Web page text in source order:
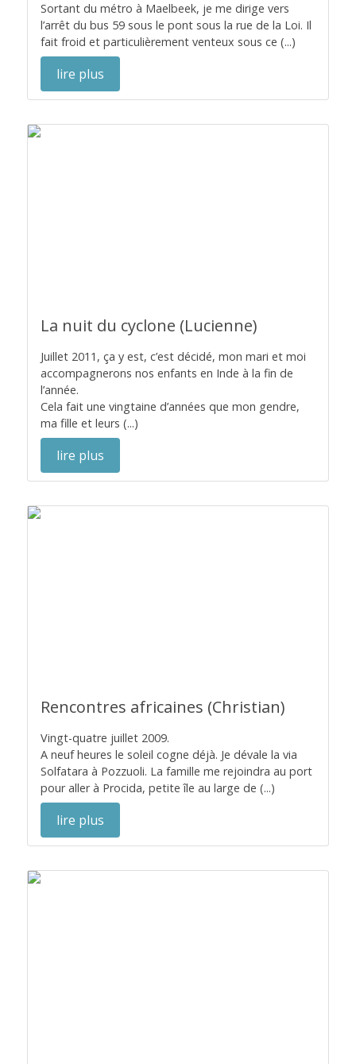
Sortant du métro à Maelbeek, je me dirige vers
l’arrêt du bus 59 sous le pont sous la rue de la Loi. Il
fait froid et particulièrement venteux sous ce (...)
lire plus
La nuit du cyclone (Lucienne)
Juillet 2011, ça y est, c’est décidé, mon mari et moi
accompagnerons nos enfants en Inde à la fin de
l’année.
Cela fait une vingtaine d’années que mon gendre,
ma fille et leurs (...)
lire plus
Rencontres africaines (Christian)
Vingt-quatre juillet 2009.
A neuf heures le soleil cogne déjà. Je dévale la via
Solfatara à Pozzuoli. La famille me rejoindra au port
pour aller à Procida, petite île au large de (...)
lire plus